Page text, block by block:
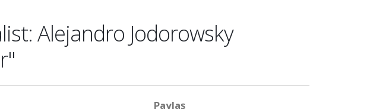
Alejandro Jodorowsky
Paylaş